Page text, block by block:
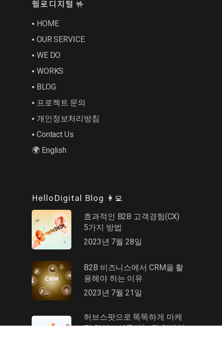
헬로디지털 🤟
▪︎ HOME
▪︎ OUR SERVICE
▪︎ WE DO
▪︎ WORKS
▪︎ BLOG
▪︎ 프로젝트 문의
▪︎ 개인정보처리방침
▪︎ Contact Us
🌍 English
HelloDigital Blog 👩‍💻
효과적인 B2B 고객경험(CX)
5가지 방법
2023년 7월 28일
B2B 비즈니스에서 CRM을 활
용해야 하는 이유
2023년 7월 21일
허브스팟으로 똑똑하게 마케
팅 하기 – 신규기능 및 업데이